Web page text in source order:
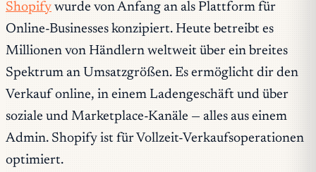
Shopify wurde von Anfang an als Plattform für
Online-Businesses konzipiert. Heute betreibt es
Millionen von Händlern weltweit über ein breites
Spektrum an Umsatzgrößen. Es ermöglicht dir den
Verkauf online, in einem Ladengeschäft und über
soziale und Marketplace-Kanäle — alles aus einem
Admin. Shopify ist für Vollzeit-Verkaufsoperationen
optimiert.